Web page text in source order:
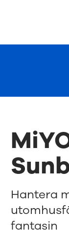
Hantera
fantasin